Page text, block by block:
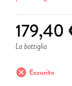
179,40
La bottiglia
cancel Esaurito